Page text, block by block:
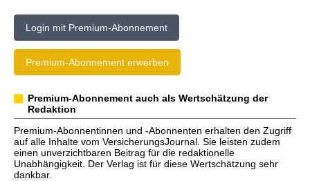
Login mit Premium-Abonnement
Premium-Abonnement erwerben
Premium-Abonnement auch als Wertschätzung der
Redaktion
Premium-Abonnentinnen und -Abonnenten erhalten den Zugriff
auf alle Inhalte vom VersicherungsJournal. Sie leisten zudem
einen unverzichtbaren Beitrag für die redaktionelle
Unabhängigkeit. Der Verlag ist für diese Wertschätzung sehr
dankbar.